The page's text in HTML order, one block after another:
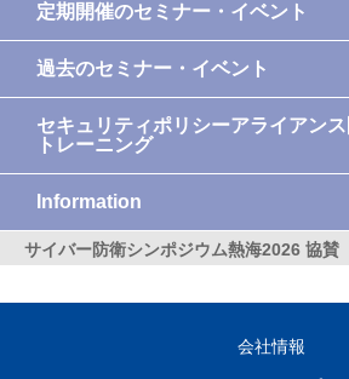
定期開催のセミナー・イベント
過去のセミナー・イベント
セキュリティポリシーアライアンス
トレーニング
Information
サイバー防衛シンポジウム熱海2026 協賛
会社情報